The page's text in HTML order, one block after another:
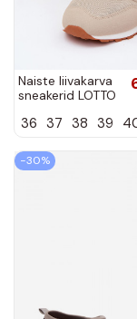
Naiste liivakarva
sneakerid LOTTO
EPICAN
36 37 38 39
−30%